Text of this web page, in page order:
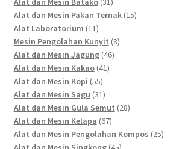
products
Alat dan Mesin Pakan Ternak 1515
Alat Laboratorium 1111
products
Mesin Pengolahan Kunyit 88
Alat dan Mesin Jagung 4646
Alat dan Mesin Kakao 4141
Alat dan Mesin Kopi 5555
products
Alat dan Mesin Sagu 3131
products
Alat dan Mesin Gula Semut 2828
Alat dan Mesin Kelapa 6767
products
Alat dan Mesin Pengolahan Kompos 2525
45